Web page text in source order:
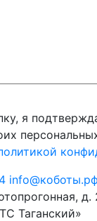
я
info@коботы.рф
д.
Таганский»